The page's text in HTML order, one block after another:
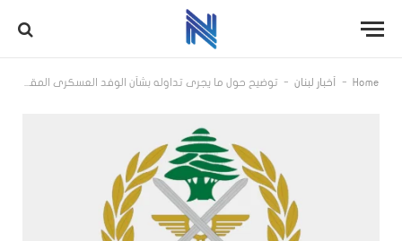
Home
- أخبار لبنان - توضيح حول ما يجري تداوله بشأن الوفد العسكري المقرَّر مشاركته في المفاوضات في البنتاغون بتاريخ 29 /5 /2026